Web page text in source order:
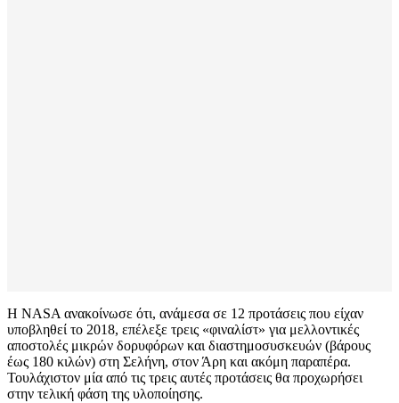
Η NASA ανακοίνωσε ότι, ανάμεσα σε 12 προτάσεις που είχαν
υποβληθεί το 2018, επέλεξε τρεις «φιναλίστ» για μελλοντικές
αποστολές μικρών δορυφόρων και διαστημοσυσκευών (βάρους
έως 180 κιλών) στη Σελήνη, στον Άρη και ακόμη παραπέρα.
Τουλάχιστον μία από τις τρεις αυτές προτάσεις θα προχωρήσει
στην τελική φάση της υλοποίησης.